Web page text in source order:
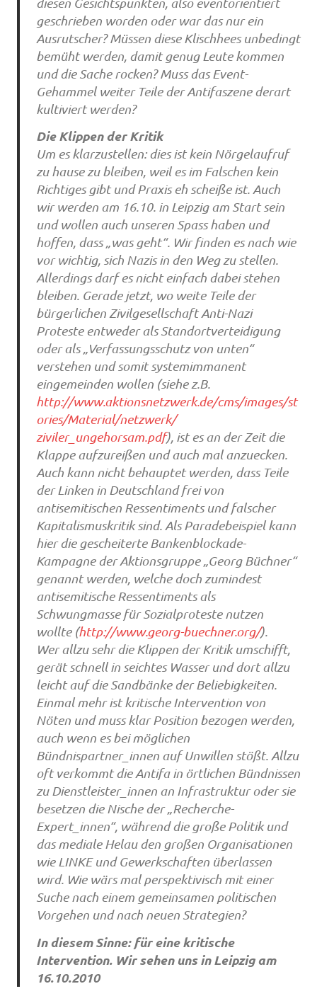
geschrieben worden oder war das nur ein
Ausrutscher? Müssen diese Klischhees unbedingt
bemüht werden, damit genug Leute kommen
und die Sache rocken? Muss das Event-
Gehammel weiter Teile der Antifaszene derart
kultiviert werden?
Die Klippen der Kritik
Um es klarzustellen: dies ist kein Nörgelaufruf
zu hause zu bleiben, weil es im Falschen kein
Richtiges gibt und Praxis eh scheiße ist. Auch
wir werden am 16.10. in Leipzig am Start sein
und wollen auch unseren Spass haben und
hoffen, dass „was geht“. Wir finden es nach wie
vor wichtig, sich Nazis in den Weg zu stellen.
Allerdings darf es nicht einfach dabei stehen
bleiben. Gerade jetzt, wo weite Teile der
bürgerlichen Zivilgesellschaft Anti-Nazi
Proteste entweder als Standortverteidigung
oder als „Verfassungsschutz von unten“
verstehen und somit systemimmanent
eingemeinden wollen (siehe z.B.
http://www.aktionsnetzwerk.de/cms/images/st
ories/Material/netzwerk/
ziviler_ungehorsam.pdf), ist es an der Zeit die
Klappe aufzureißen und auch mal anzuecken.
Auch kann nicht behauptet werden, dass Teile
der Linken in Deutschland frei von
antisemitischen Ressentiments und falscher
Kapitalismuskritik sind. Als Paradebeispiel kann
hier die gescheiterte Bankenblockade-
Kampagne der Aktionsgruppe „Georg Büchner“
genannt werden, welche doch zumindest
antisemitische Ressentiments als
Schwungmasse für Sozialproteste nutzen
wollte (http://www.georg-buechner.org/).
Wer allzu sehr die Klippen der Kritik umschifft,
gerät schnell in seichtes Wasser und dort allzu
leicht auf die Sandbänke der Beliebigkeiten.
Einmal mehr ist kritische Intervention von
Nöten und muss klar Position bezogen werden,
auch wenn es bei möglichen
Bündnispartner_innen auf Unwillen stößt. Allzu
oft verkommt die Antifa in örtlichen Bündnissen
zu Dienstleister_innen an Infrastruktur oder sie
besetzen die Nische der „Recherche-
Expert_innen“, während die große Politik und
das mediale Helau den großen Organisationen
wie LINKE und Gewerkschaften überlassen
wird. Wie wärs mal perspektivisch mit einer
Suche nach einem gemeinsamen politischen
Vorgehen und nach neuen Strategien?
In diesem Sinne: für eine kritische
Intervention. Wir sehen uns in Leipzig am
16.10.2010